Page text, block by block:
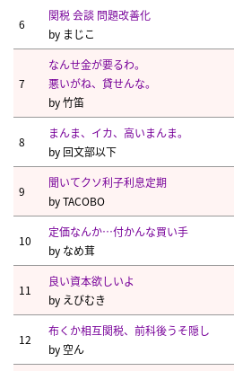
6
関税 会談 問題改善化
by まじこ
7
なんせ金が要るわ。
悪いがね、貸せんな。
by竹笛
8
まんま、イカ、高いまんま。
by 回文部以下
9
聞いてクソ利子利息定期
byTACOBO
10
定価なんか…付かんな買い手
by なめ茸
11
良い資本欲しいよ
by えびむき
12
布くか相互関税、前科後うそ隠し
by 空ん